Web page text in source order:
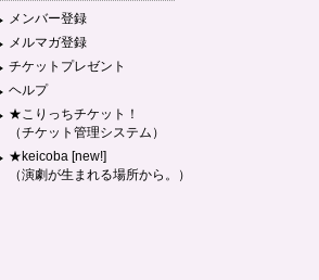
メンバー登録
メルマガ登録
チケットプレゼント
ヘルプ
★こりっちチケット！
（チケット管理システム）
★keicoba [new!]
（演劇が生まれる場所から。）